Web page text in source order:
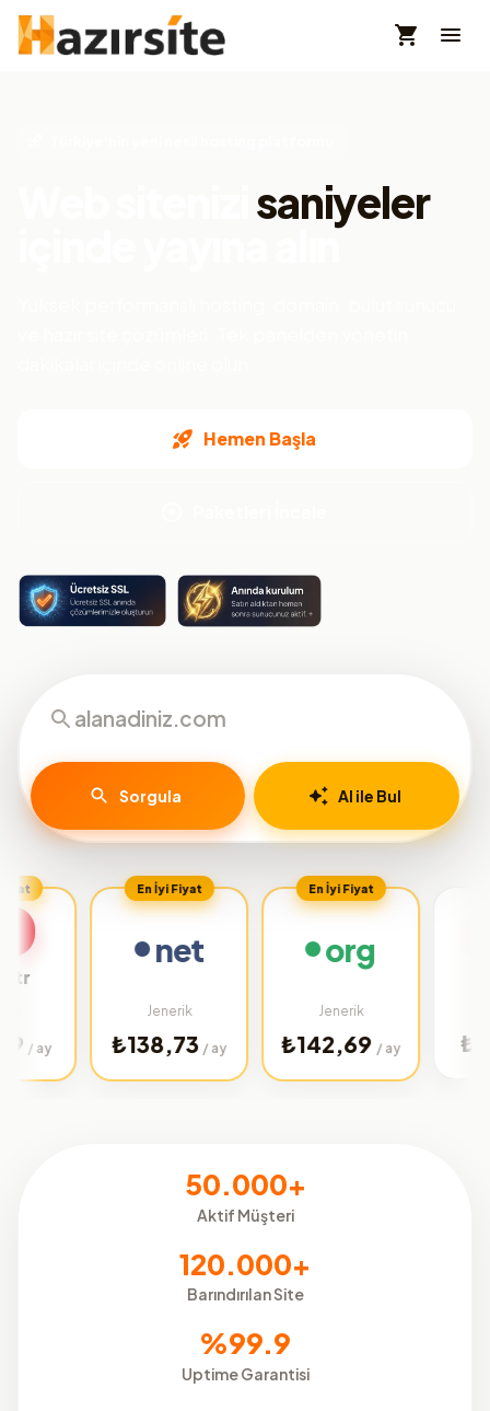
saniyeler
içinde yayına alın
Hemen Başla
Sorgula AI ile Bul
En İyi Fiyat
net
₺138,73 / ay
En İyi Fiyat
org
₺142,69 / ay ₺32,01
50.000+
Aktif Müşteri
120.000+
Barındırılan Site
%99.9
Uptime Garantisi